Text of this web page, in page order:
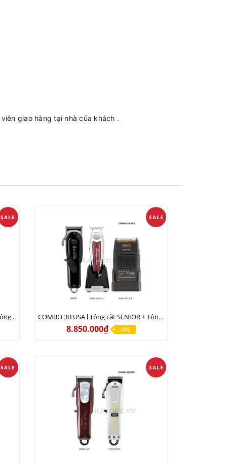
giao hàng tại nhà của khách .
SALE
COMBO 3A USA l Tông cắt MAGIC + Tông viền DETAILER PRO LI + Cạo khô FINALE
SALE
COMBO 3B USA l Tông cắt SENIOR + Tông viền DETAILER PRO LI + Cạo khô FINALE
8.850.000₫ -4%
SALE SALE